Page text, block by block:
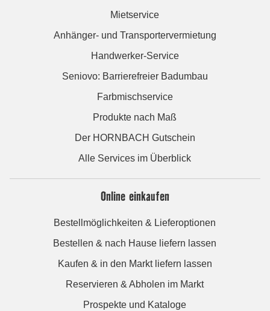
Mietservice
Anhänger- und Transportervermietung
Handwerker-Service
Seniovo: Barrierefreier Badumbau
Farbmischservice
Produkte nach Maß
Der HORNBACH Gutschein
Alle Services im Überblick
Online einkaufen
Bestellmöglichkeiten & Lieferoptionen
Bestellen & nach Hause liefern lassen
Kaufen & in den Markt liefern lassen
Reservieren & Abholen im Markt
Prospekte und Kataloge